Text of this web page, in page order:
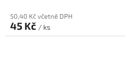
50,40 Kč včetně DPH
45 Kč / ks